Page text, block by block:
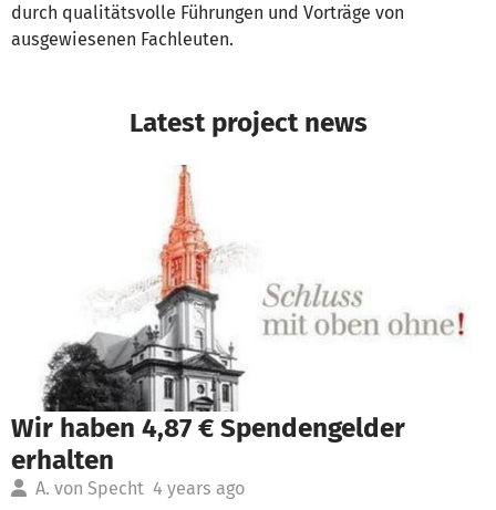
durch qualitätsvolle Führungen und Vorträge von
ausgewiesenen Fachleuten.
Latest project news
Wir haben 4,87 € Spendengelder
erhalten
A. von Specht 4 years ago